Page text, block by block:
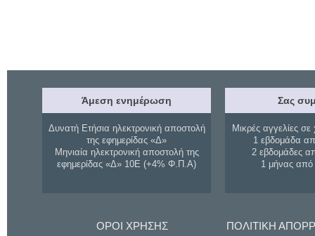
Άμεση ενημέρωση
Δυνατή Ετήσια ηλεκτρονική αποστολή
της εφημερίδας «Δ»
Μηνιαία ηλεκτρονική αποστολή της
εφημερίδας «Δ» 10Ε (+4% Φ.Π.Α)
Σας
Μικρές αγγελίες σε
1 εβδομάδα
2 εβδομάδες
1 μήνας
ΟΡΟΙ ΧΡΗΣΗΣ ΠΟΛΙΤΙΚΗ